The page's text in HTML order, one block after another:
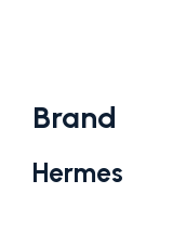
Brand
Hermes